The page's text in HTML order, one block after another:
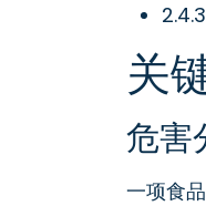
2.4.3
关
危害
一项食